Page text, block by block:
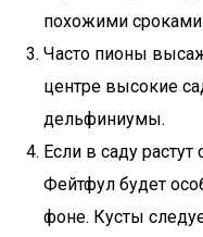
похожими сроками
Часто пионы
центре высокие
дельфиниумы.
Если в саду
Фейтфул будет
фоне. Кусты